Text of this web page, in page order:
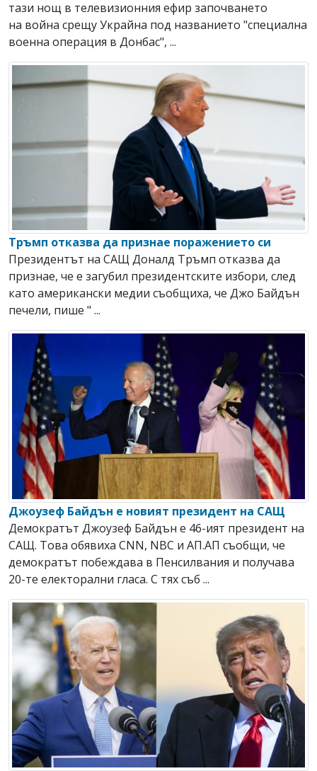
тази нощ в телевизионния ефир започването
на война срещу Украйна под названието "специална
военна операция в Донбас", ...
Тръмп отказва да признае поражението си
Президентът на САЩ Доналд Тръмп отказва да
признае, че е загубил президентските избори, след
като американски медии съобщиха, че Джо Байдън
печели, пише " ...
Джоузеф Байдън е новият президент на САЩ
Демократът Джоузеф Байдън е 46-ият президент на
САЩ. Това обявиха CNN, NBC и АП.АП съобщи, че
демократът побеждава в Пенсилвания и получава
20-те електорални гласа. С тях съб ...